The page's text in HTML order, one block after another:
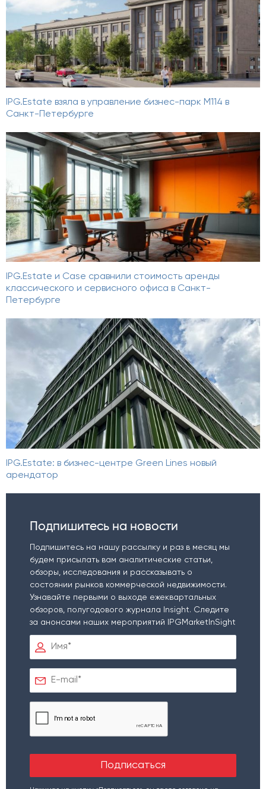
IPG.Estate взяла в управление бизнес-парк М114 в
Санкт-Петербурге
IPG.Estate и Case сравнили стоимость аренды
классического и сервисного офиса в Санкт-
Петербурге
IPG.Estate: в бизнес-центре Green Lines новый
арендатор
Подпишитесь на новости
Подпишитесь на нашу рассылку и раз в месяц мы
будем присылать вам аналитические статьи,
обзоры, исследования и рассказывать о
состоянии рынков коммерческой недвижимости.
Узнавайте первыми о выходе ежеквартальных
обзоров, полугодового журнала Insight. Следите
за анонсами наших мероприятий IPGMarketInSight